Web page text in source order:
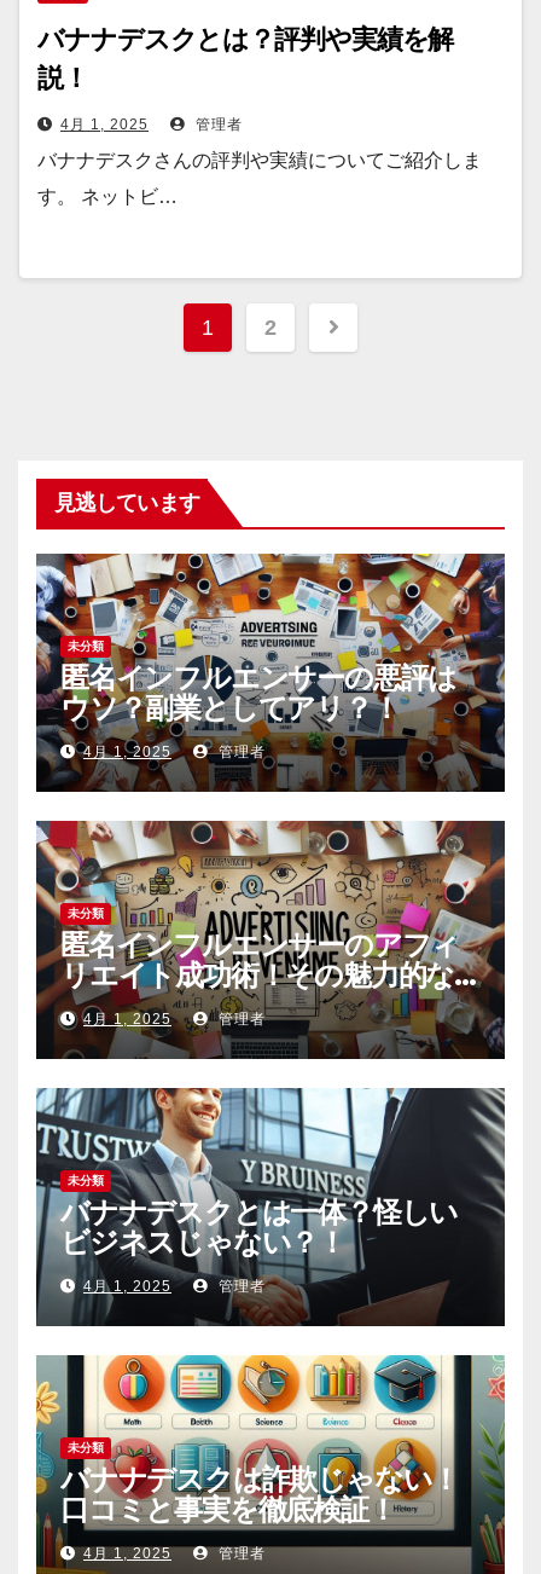
バナナデスクとは？評判や実績を解
説！
4月 1, 2025 管理者
バナナデスクさんの評判や実績についてご紹介しま
す。 ネットビ…
投
ペ
ー
ジ
送
り
1 2
見逃しています
未分類
匿名インフルエンサーの悪評は
ウソ？副業としてアリ？！
4月 1, 2025 管理者
未分類
匿名インフルエンサーのアフィ
リエイト成功術！その魅力的な
内容の作り方とは
4月 1, 2025 管理者
未分類
バナナデスクとは一体？怪しい
ビジネスじゃない？！
4月 1, 2025 管理者
未分類
バナナデスクは詐欺じゃない！
口コミと事実を徹底検証！
4月 1, 2025 管理者